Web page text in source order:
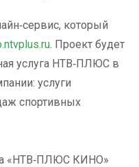
который
. Проект будет
услуга НТВ‑ПЛЮС в
услуги
спортивных
«НТВ‑ПЛЮС КИНО»